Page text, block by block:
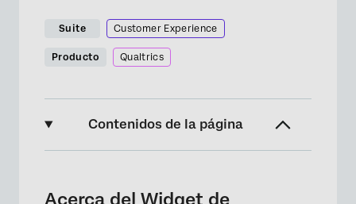
Suite Customer Experience
Producto Qualtrics
Contenidos de la página
Acerca del Widget de